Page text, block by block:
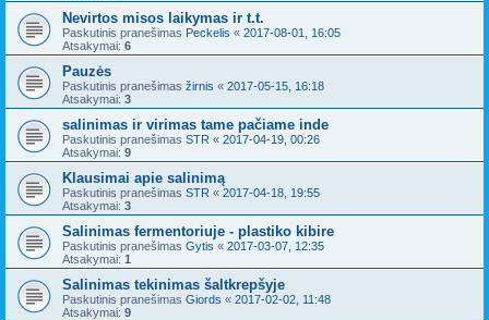
Nevirtos misos laikymas ir t.t.
Paskutinis pranešimas Peckelis « 2017-08-01, 16:05
Atsakymai: 6
Pauzės
Paskutinis pranešimas žirnis « 2017-05-15, 16:18
Atsakymai: 3
salinimas ir virimas tame pačiame inde
Paskutinis pranešimas STR « 2017-04-19, 00:26
Atsakymai: 9
Klausimai apie salinimą
Paskutinis pranešimas STR « 2017-04-18, 19:55
Atsakymai: 3
Salinimas fermentoriuje - plastiko kibire
Paskutinis pranešimas Gytis « 2017-03-07, 12:35
Atsakymai: 1
Salinimas tekinimas šaltkrepšyje
Paskutinis pranešimas Giords « 2017-02-02, 11:48
Atsakymai: 9